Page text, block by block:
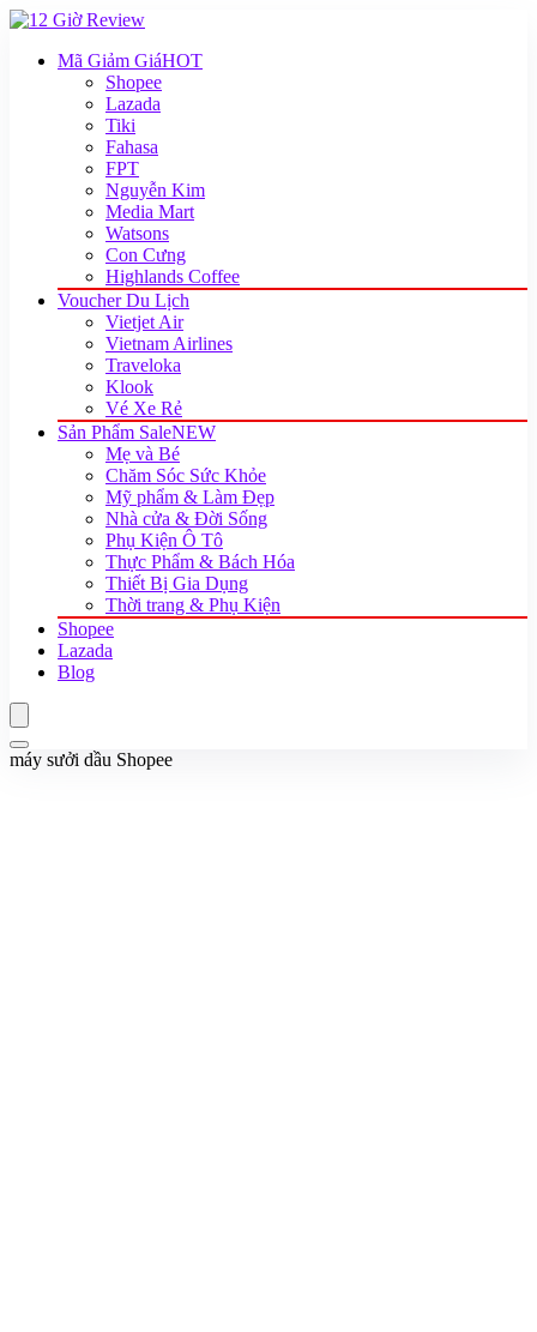
Mã Giảm GiáHOT
Shopee
Lazada
Tiki
Fahasa
FPT
Nguyễn Kim
Media Mart
Watsons
Con Cưng
Highlands Coffee
Voucher Du Lịch
Vietjet Air
Vietnam Airlines
Traveloka
Klook
Vé Xe Rẻ
Sản Phẩm SaleNEW
Mẹ và Bé
Chăm Sóc Sức Khỏe
Mỹ phẩm & Làm Đẹp
Nhà cửa & Đời Sống
Phụ Kiện Ô Tô
Thực Phẩm & Bách Hóa
Thiết Bị Gia Dụng
Thời trang & Phụ Kiện
Shopee
Lazada
Blog
máy sưởi dầu Shopee